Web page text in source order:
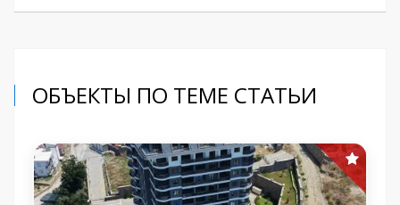
ОБЪЕКТЫ ПО ТЕМЕ СТАТЬИ